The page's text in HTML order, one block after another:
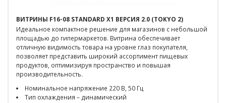
ВИТРИНЫ F16-08 STANDARD X1 ВЕРСИЯ 2.0 (TOKYO 2)
Идеальное компактное решение для магазинов с небольшой
площадью до гипермаркетов. Витрина обеспечивает
отличную видимость товара на уровне глаз покупателя,
позволяет представить широкий ассортимент пищевых
продуктов, оптимизируя пространство и повышая
производительность.
Номинальное напряжение 220 В, 50 Гц
Тип охлаждения – динамический